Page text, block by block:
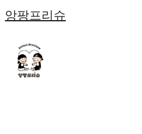
앙팡프리슈